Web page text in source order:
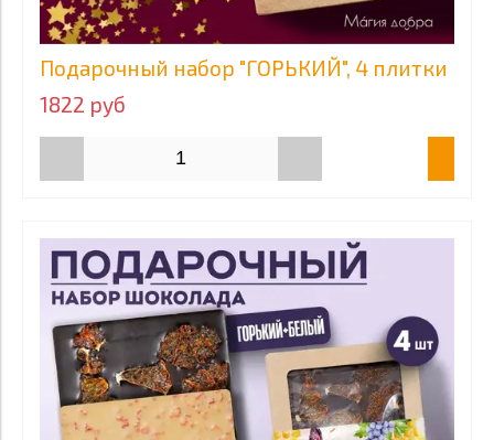
Подарочный набор "ГОРЬКИЙ", 4 плитки
1822 руб